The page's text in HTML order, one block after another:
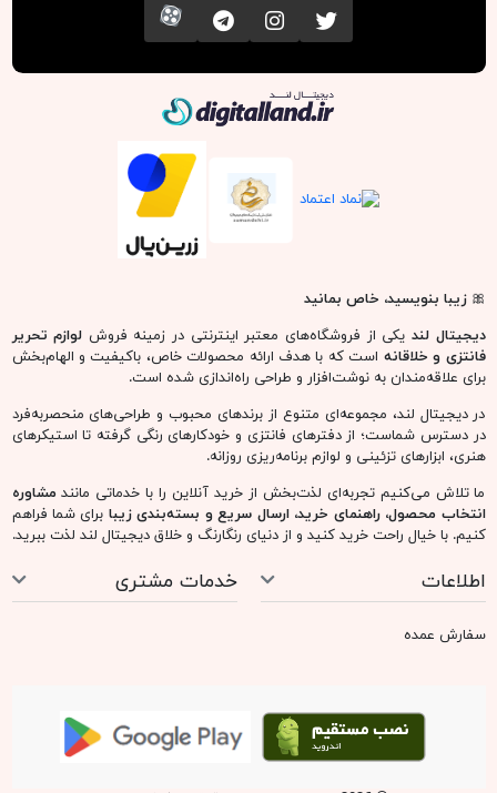
تویتر اینستاگرامکانال تلگرام
آپارات
🎀زیبا بنویسید، خاص بمانید
دیجیتال لند یکی از فروشگاه‌های معتبر اینترنتی در زمینه فروش لوازم تحریر
فانتزی و خلاقانه است که با هدف ارائه محصولات خاص، باکیفیت و الهام‌بخش
برای علاقه‌مندان به نوشت‌افزار و طراحی راه‌اندازی شده است.
در دیجیتال لند، مجموعه‌ای متنوع از برندهای محبوب و طراحی‌های منحصربه‌فرد
در دسترس شماست؛ از دفترهای فانتزی و خودکارهای رنگی گرفته تا استیکرهای
هنری، ابزارهای تزئینی و لوازم برنامه‌ریزی روزانه.
ما تلاش می‌کنیم تجربه‌ای لذت‌بخش از خرید آنلاین را با خدماتی مانندمشاوره
انتخاب محصول، راهنمای خرید، ارسال سریع و بسته‌بندی زیبا برای شما فراهم
کنیم. با خیال راحت خرید کنید و از دنیای رنگارنگ و خلاق دیجیتال لند لذت ببرید.
اطلاعات خدمات مشتری
سفارش عمده